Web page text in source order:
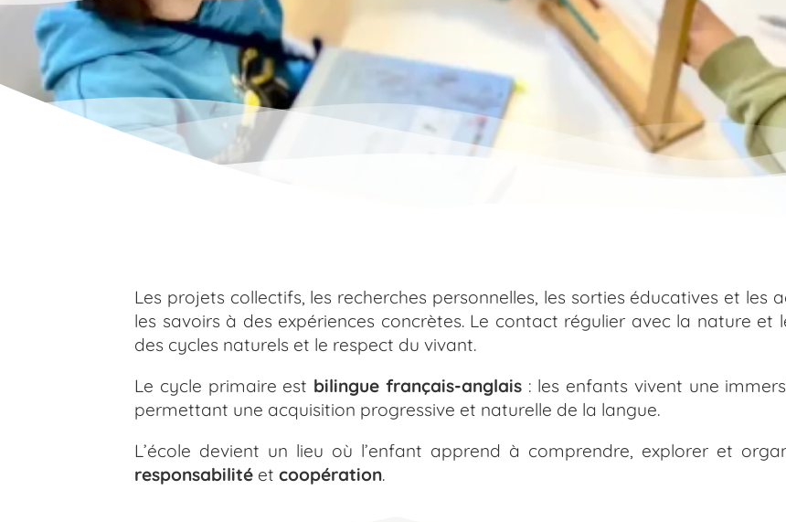
Les projets collectifs, les recherches personnelles, les sorties éducatives et
les savoirs à des expériences concrètes. Le contact régulier avec la nature
des cycles naturels et le respect du vivant.
Le cycle primaire est bilingue français-anglais: les enfants vivent une
permettant une acquisition progressive et naturelle de la langue.
L’école devient un lieu où l’enfant apprend à comprendre, explorer et
responsabilité et coopération.